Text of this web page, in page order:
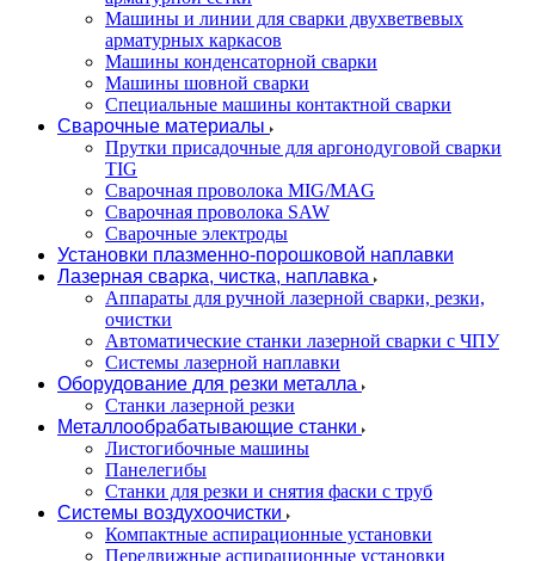
Машины и линии для сварки двухветвевых
арматурных каркасов
Машины конденсаторной сварки
Машины шовной сварки
Специальные машины контактной сварки
Сварочные материалы
Прутки присадочные для аргонодуговой сварки
TIG
Сварочная проволока MIG/MAG
Сварочная проволока SAW
Сварочные электроды
Установки плазменно-порошковой наплавки
Лазерная сварка, чистка, наплавка
Аппараты для ручной лазерной сварки, резки,
очистки
Автоматические станки лазерной сварки с ЧПУ
Системы лазерной наплавки
Оборудование для резки металла
Станки лазерной резки
Металлообрабатывающие станки
Листогибочные машины
Панелегибы
Станки для резки и снятия фаски с труб
Системы воздухоочистки
Компактные аспирационные установки
Передвижные аспирационные установки